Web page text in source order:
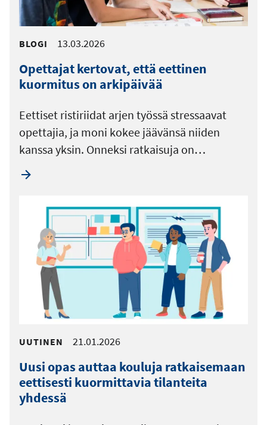
BLOGI 13.03.2026
Opettajat kertovat, että eettinen
kuormitus on arkipäivää
Eettiset ristiriidat arjen työssä stressaavat
opettajia, ja moni kokee jäävänsä niiden
kanssa yksin. Onneksi ratkaisuja on…
UUTINEN 21.01.2026
Uusi opas auttaa kouluja ratkaisemaan
eettisesti kuormittavia tilanteita
yhdessä